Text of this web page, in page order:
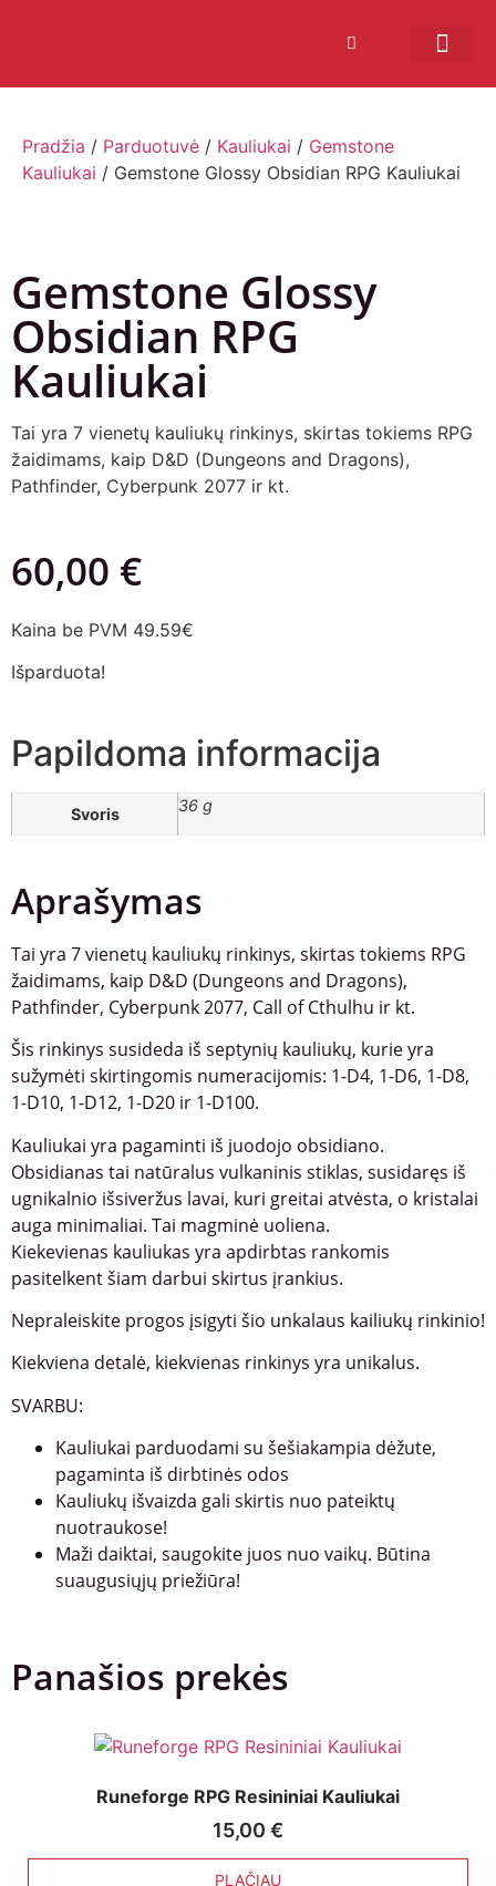
Pradžia / Parduotuvė / Kauliukai / Gemstone
Kauliukai / Gemstone Glossy Obsidian RPG Kauliukai
Gemstone Glossy
Obsidian RPG
Kauliukai
Tai yra 7 vienetų kauliukų rinkinys, skirtas tokiems RPG
žaidimams, kaip D&D (Dungeons and Dragons),
Pathfinder, Cyberpunk 2077 ir kt.
60,00 €
Kaina be PVM 49.59€
Išparduota!
Papildoma informacija
Svoris 36 g
Aprašymas
Tai yra 7 vienetų kauliukų rinkinys, skirtas tokiems RPG
žaidimams, kaip D&D (Dungeons and Dragons),
Pathfinder, Cyberpunk 2077, Call of Cthulhu ir kt.
Šis rinkinys susideda iš septynių kauliukų, kurie yra
sužymėti skirtingomis numeracijomis: 1-D4, 1-D6, 1-D8,
1-D10, 1-D12, 1-D20 ir 1-D100.
Kauliukai yra pagaminti iš juodojo obsidiano.
Obsidianas tai natūralus vulkaninis stiklas, susidaręs iš
ugnikalnio išsiveržus lavai, kuri greitai atvėsta, o kristalai
auga minimaliai. Tai magminė uoliena.
Kiekevienas kauliukas yra apdirbtas rankomis
pasitelkent šiam darbui skirtus įrankius.
Nepraleiskite progos įsigyti šio unkalaus kailiukų rinkinio!
Kiekviena detalė, kiekvienas rinkinys yra unikalus.
SVARBU:
Kauliukai parduodami su šešiakampia dėžute,
pagaminta iš dirbtinės odos
Kauliukų išvaizda gali skirtis nuo pateiktų
nuotraukose!
Maži daiktai, saugokite juos nuo vaikų. Būtina
suaugusiųjų priežiūra!
Panašios prekės
Runeforge RPG Resininiai Kauliukai
15,00 €
PLAČIAU